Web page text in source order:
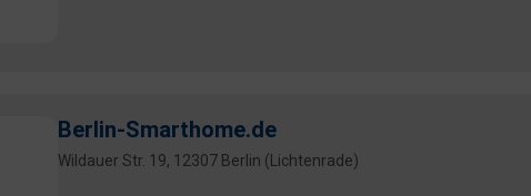
Berlin-Smarthome.de
Wildauer Str. 19, 12307 Berlin (Lichtenrade)